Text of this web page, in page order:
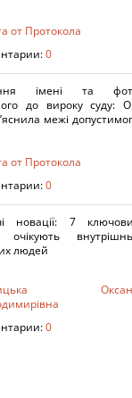
от Протокола
0
імені та
до вироку суду:
межі
от Протокола
0
новації: 7
людей
0